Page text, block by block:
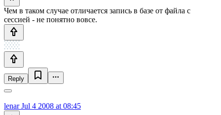
Чем в таком случае отличается запись в базе от файла с
сессией - не понятно вовсе.
Reply
lenarJul 4 2008 at 08:45